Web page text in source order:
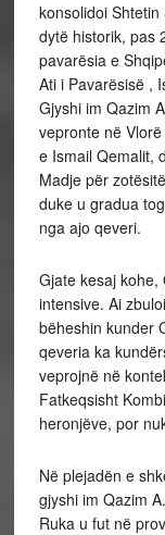
konsolidoi
dytë historik, pas
pavarësia e
Ati i Pavarësisë ,
Gjyshi im Qazim
vepronte në
e Ismail Qemalit,
Madje për
duke u gradua
nga ajo qeveri.
Gjate kesaj kohe,
intensive. Ai
bëheshin kunder
qeveria ka
veprojnë në
Fatkeqsisht
heronjëve, por
Në plejadën e
gjyshi im Qazim
Ruka u fut në